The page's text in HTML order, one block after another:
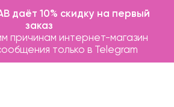
даёт 10% скидку на первый
заказ
причинам интернет-магазин
только в Telegram